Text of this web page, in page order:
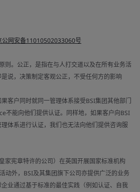
公网安备11010502033060号
则。公正，是指在与人打交道以及在所有业务活
说，决策制定客观公正，不受任何方的影响
客户同时就同一管理体系接受BSI集团其他部门
不能向他们提供认证。同样地，如果客户向BSI
体系进行认证，我们也无法向他们提供咨询服
家宪章特许的公司）在英国开展国家标准机构
动外，BSI及其集团旗下公司亦提供广泛的业务
业通过基于标准的最佳实践（例如认证、自我